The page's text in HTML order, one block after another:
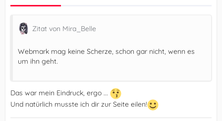
Zitat von Mira_Belle
Webmark mag keine Scherze, schon gar nicht, wenn es
um ihn geht.
Das war mein Eindruck, ergo ...
Und natürlich musste ich dir zur Seite eilen!